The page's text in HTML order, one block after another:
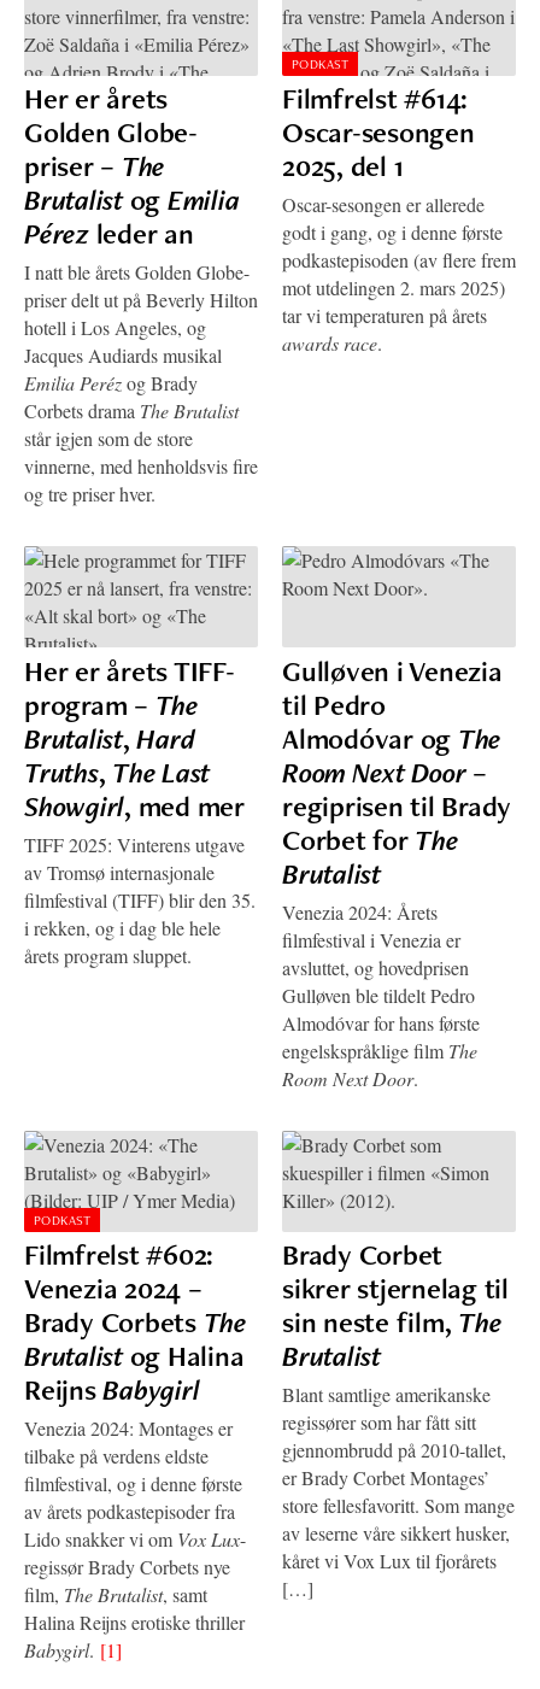
Her er årets
Golden Globe-
priser – The
BrutalistogEmilia
Pérezleder an
I natt ble årets Golden Globe-
priser delt ut på Beverly Hilton
hotell i Los Angeles, og
Jacques Audiards musikal
Emilia Perézog Brady
Corbets drama The Brutalist
står igjen som de store
vinnerne, med henholdsvis fire
og tre priser hver.
PODKAST
Filmfrelst #614:
Oscar-sesongen
2025, del 1
Oscar-sesongen er allerede
godt i gang, og i denne første
podkastepisoden (av flere frem
mot utdelingen 2. mars 2025)
tar vi temperaturen på årets
awards race.
Her er årets TIFF-
program – The
Brutalist,Hard
Truths, The Last
Showgirl, med mer
TIFF 2025: Vinterens utgave
av Tromsø internasjonale
filmfestival (TIFF) blir den 35.
i rekken, og i dag ble hele
årets program sluppet.
Gulløven i Venezia
til Pedro
Almodóvar og The
Room Next Door–
regiprisen til Brady
Corbet forThe
Brutalist
Venezia 2024: Årets
filmfestival i Venezia er
avsluttet, og hovedprisen
Gulløven ble tildelt Pedro
Almodóvar for hans første
engelskspråklige film The
Room Next Door.
PODKAST
Filmfrelst #602:
Venezia 2024 –
Brady Corbets The
Brutalistog Halina
ReijnsBabygirl
Venezia 2024: Montages er
tilbake på verdens eldste
filmfestival, og i denne første
av årets podkastepisoder fra
Lido snakker vi om Vox Lux-
regissør Brady Corbets nye
film, The Brutalist, samt
Halina Reijns erotiske thriller
Babygirl. [1]
Brady Corbet
sikrer stjernelag til
sin neste film, The
Brutalist
Blant samtlige amerikanske
regissører som har fått sitt
gjennombrudd på 2010-tallet,
er Brady Corbet Montages’
store fellesfavoritt. Som mange
av leserne våre sikkert husker,
kåret vi Vox Lux til fjorårets
[…]